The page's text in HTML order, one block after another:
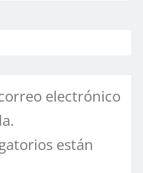
electrónico
están